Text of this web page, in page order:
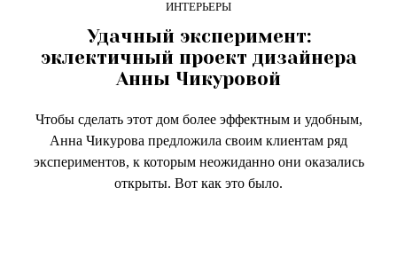
ИНТЕРЬЕРЫ
Удачный эксперимент:
эклектичный проект дизайнера
Анны Чикуровой
Чтобы сделать этот дом более эффектным и удобным,
Анна Чикурова предложила своим клиентам ряд
экспериментов, к которым неожиданно они оказались
открыты. Вот как это было.